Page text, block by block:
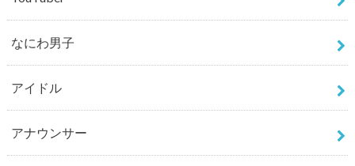
なにわ男子
アイドル
アナウンサー